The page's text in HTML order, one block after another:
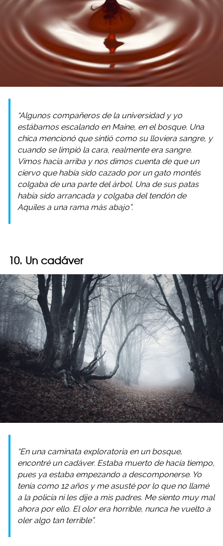
“Algunos compañeros de la universidad y yo
estábamos escalando en Maine, en el bosque. Una
chica mencionó que sintió como su lloviera sangre, y
cuando se limpió la cara, realmente era sangre.
Vimos hacia arriba y nos dimos cuenta de que un
ciervo que había sido cazado por un gato montés
colgaba de una parte del árbol. Una de sus patas
había sido arrancada y colgaba del tendón de
Aquiles a una rama más abajo”.
10. Un cadáver
“En una caminata exploratoria en un bosque,
encontré un cadáver. Estaba muerto de hacía tiempo,
pues ya estaba empezando a descomponerse. Yo
tenía como 12 años y me asusté por lo que no llamé
a la policía ni les dije a mis padres. Me siento muy mal
ahora por ello. El olor era horrible, nunca he vuelto a
oler algo tan terrible”.